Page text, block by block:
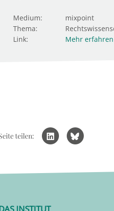
Medium:
mixpoint
Thema:
Link:
Mehr erfahren
teilen: